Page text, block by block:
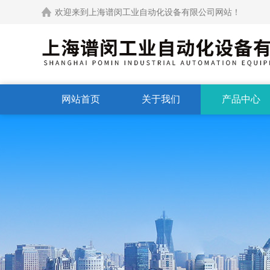
欢迎来到上海谱闵工业自动化设备有限公司网站！
网站首页 关于我们 产品中心